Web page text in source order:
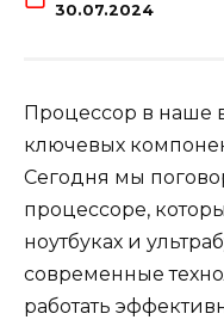
30.07.2024
Процессор в наше
ключевых
Сегодня мы
процессоре,
ноутбуках и
современные
работать